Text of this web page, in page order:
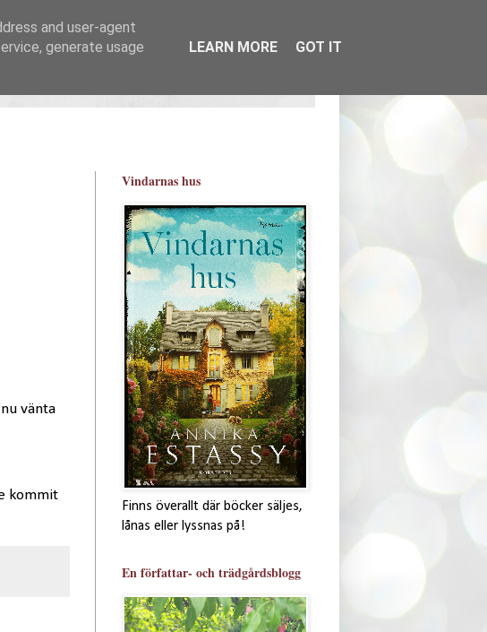
vänta
kommit
Vindarnas hus
Finns överallt där böcker säljes,
lånas eller lyssnas på!
En författar- och trädgårdsblogg
and user-agent
generate usage
LEARN MORE GOT IT